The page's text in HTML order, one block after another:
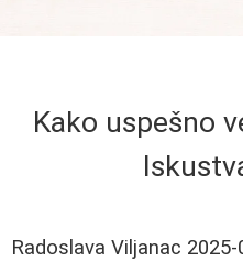
Kako uspešno
Radoslava Viljanac